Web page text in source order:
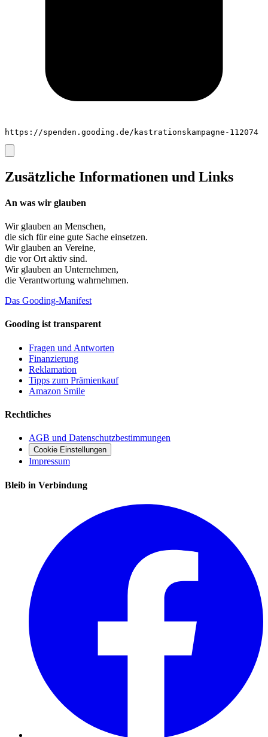
https://spenden.gooding.de/kastrationskampagne-112074
Zusätzliche Informationen und Links
An was wir glauben
Wir glauben an Menschen,
die sich für eine gute Sache einsetzen.
Wir glauben an Vereine,
die vor Ort aktiv sind.
Wir glauben an Unternehmen,
die Verantwortung wahrnehmen.
Das Gooding-Manifest
Gooding ist transparent
Fragen und Antworten
Finanzierung
Reklamation
Tipps zum Prämienkauf
Amazon Smile
Rechtliches
AGB und Datenschutzbestimmungen
Cookie Einstellungen
Impressum
Bleib in Verbindung